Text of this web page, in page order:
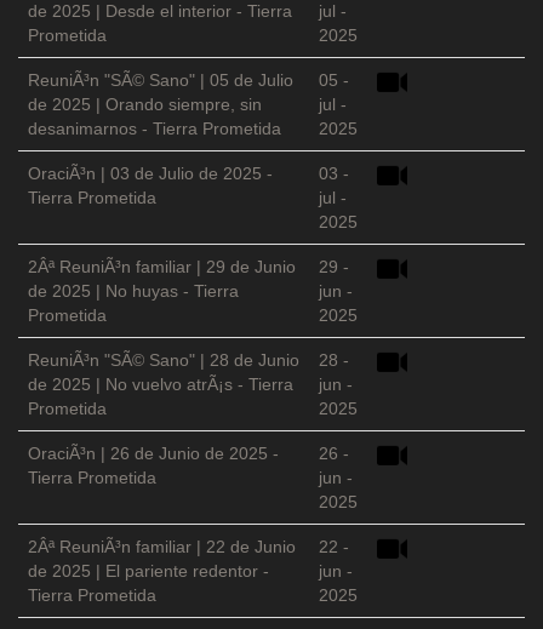
de 2025 | Desde el interior - Tierra
Prometida
jul -
2025
ReuniÃ³n "SÃ© Sano" | 05 de Julio
de 2025 | Orando siempre, sin
desanimarnos - Tierra Prometida
05 -
jul -
2025
OraciÃ³n | 03 de Julio de 2025 -
Tierra Prometida
03 -
jul -
2025
2Âª ReuniÃ³n familiar | 29 de Junio
de 2025 | No huyas - Tierra
Prometida
29 -
jun -
2025
ReuniÃ³n "SÃ© Sano" | 28 de Junio
de 2025 | No vuelvo atrÃ¡s - Tierra
Prometida
28 -
jun -
2025
OraciÃ³n | 26 de Junio de 2025 -
Tierra Prometida
26 -
jun -
2025
2Âª ReuniÃ³n familiar | 22 de Junio
de 2025 | El pariente redentor -
Tierra Prometida
22 -
jun -
2025